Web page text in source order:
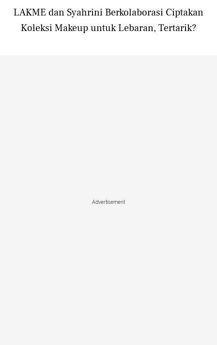
LAKME dan Syahrini Berkolaborasi Ciptakan
Koleksi Makeup untuk Lebaran, Tertarik?
Advertisement